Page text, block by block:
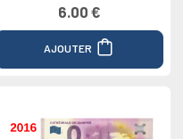
6.00 €
AJOUTER